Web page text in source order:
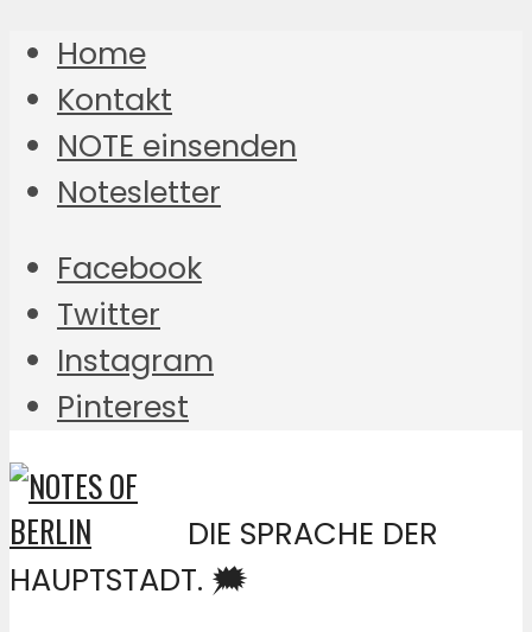
Home
Kontakt
NOTE einsenden
Notesletter
Facebook
Twitter
Instagram
Pinterest
DIE SPRACHE DER
HAUPTSTADT. 🗯️